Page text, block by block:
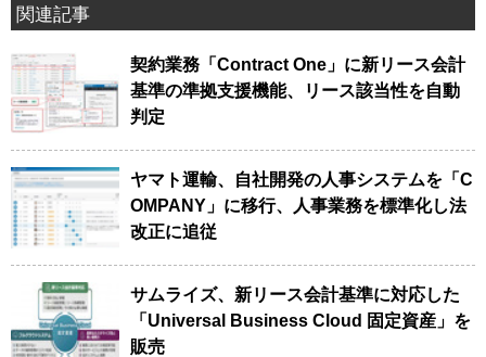
関連記事
契約業務「Contract One」に新リース会計
基準の準拠支援機能、リース該当性を自動
判定
ヤマト運輸、自社開発の人事システムを「C
OMPANY」に移行、人事業務を標準化し法
改正に追従
サムライズ、新リース会計基準に対応した
「Universal Business Cloud 固定資産」を
販売